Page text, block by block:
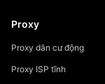
Proxy
Proxy dân cư động
Proxy ISP tĩnh